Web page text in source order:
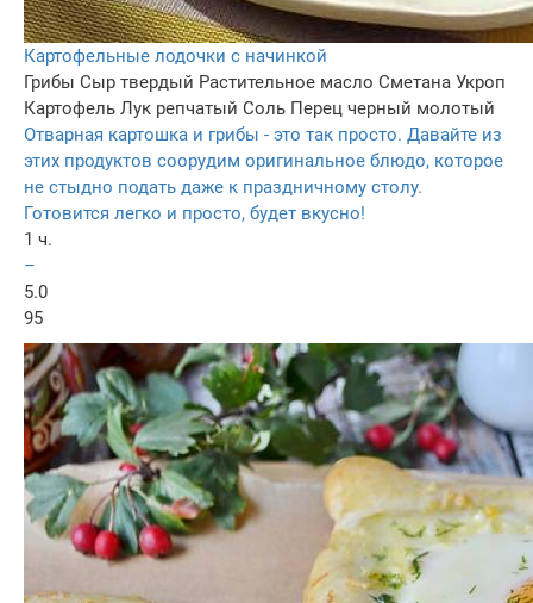
Картофельные лодочки с начинкой
Грибы Сыр твердый Растительное масло Сметана Укроп
Картофель Лук репчатый Соль Перец черный молотый
Отварная картошка и грибы - это так просто. Давайте из
этих продуктов соорудим оригинальное блюдо, которое
не стыдно подать даже к праздничному столу.
Готовится легко и просто, будет вкусно!
1 ч.
–
5.0
95